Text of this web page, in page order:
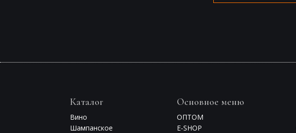
Каталог
Вино
Шампанское
Основное меню
ОПТОМ
E-SHOP